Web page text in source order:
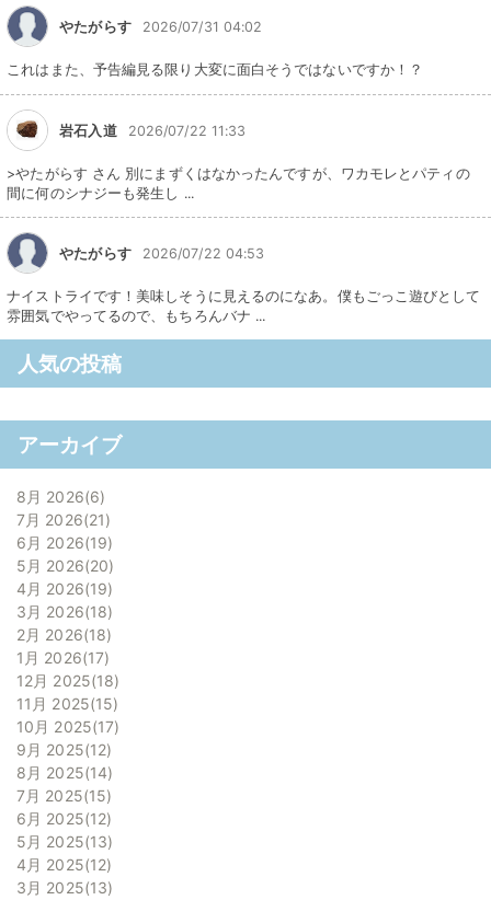
やたがらす 2026/07/31 04:02
これはまた、予告編見る限り大変に面白そうではないですか！？
岩石入道 2026/07/22 11:33
>やたがらす さん 別にまずくはなかったんですが、ワカモレとパティの
間に何のシナジーも発生し ...
やたがらす 2026/07/22 04:53
ナイストライです！美味しそうに見えるのになあ。僕もごっこ遊びとして
雰囲気でやってるので、もちろんバナ ...
人気の投稿
アーカイブ
8月 2026 6
7月 2026 21
6月 2026 19
5月 2026 20
4月 2026 19
3月 2026 18
2月 2026 18
1月 2026 17
12月 2025 18
11月 2025 15
10月 2025 17
9月 2025 12
8月 2025 14
7月 2025 15
6月 2025 12
5月 2025 13
4月 2025 12
3月 2025 13